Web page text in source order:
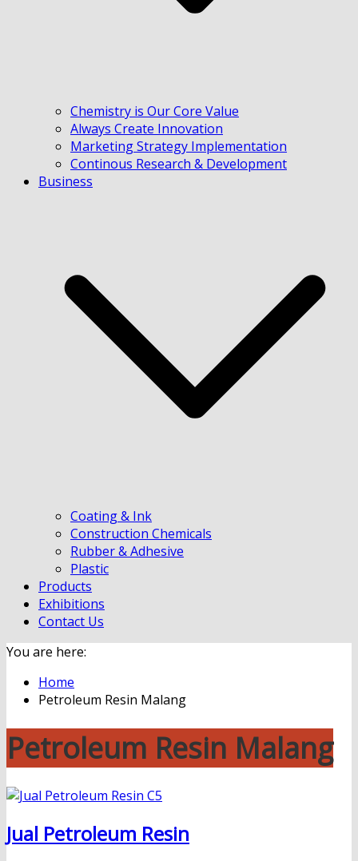
Chemistry is Our Core Value
Always Create Innovation
Marketing Strategy Implementation
Continous Research & Development
Business
Coating & Ink
Construction Chemicals
Rubber & Adhesive
Plastic
Products
Exhibitions
Contact Us
You are here:
Home
Petroleum Resin Malang
Petroleum Resin Malang
Jual Petroleum Resin